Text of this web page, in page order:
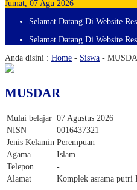
Jumat, 07 Agu 2026
Selamat Datang Di Website
Selamat Datang Di Website
Anda disini : Home - Siswa -
MUSDAR
Mulai belajar 07 Agustus 2026
NISN
0016437321
Jenis Kelamin Perempuan
Agama
Islam
Telepon
-
Alamat
Komplek asrama putri